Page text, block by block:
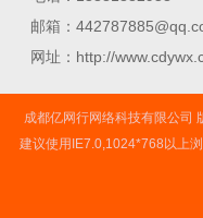
邮箱：
网址：http://
成都亿网行网络科技有限公司
建议使用IE7.0,1024*768以上